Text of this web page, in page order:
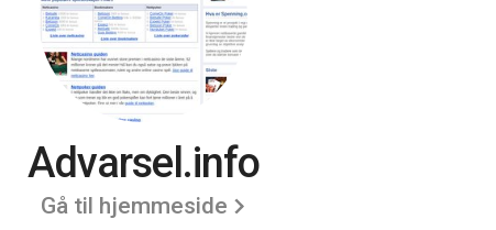
Advarsel.info
Gå til hjemmeside